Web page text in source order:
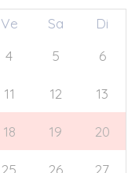
Ve Sa
Di
4 5 6
11 12 13
18 19 20
25 26 27